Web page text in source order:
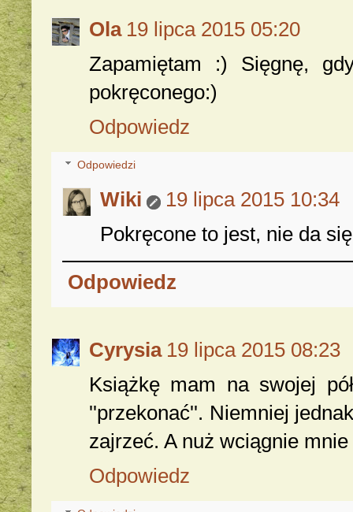
Ola 19 lipca 2015 05:20
Zapamiętam :) Sięgnę,
pokręconego:)
Odpowiedz
Odpowiedzi
Wiki
19 lipca 2015 10:34
Pokręcone to jest, nie da
Odpowiedz
Cyrysia 19 lipca 2015 08:23
Książkę mam na swojej
''przekonać''. Niemniej
zajrzeć. A nuż wciągnie
Odpowiedz